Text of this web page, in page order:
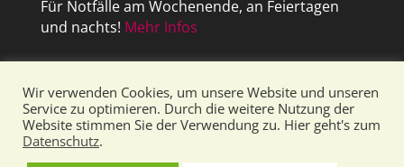
Für Notfälle am Wochenende, an Feiertagen
und nachts! Mehr Infos
Wir verwenden Cookies, um unsere Website und unseren
Service zu optimieren. Durch die weitere Nutzung der
Website stimmen Sie der Verwendung zu. Hier geht's zum
Datenschutz.